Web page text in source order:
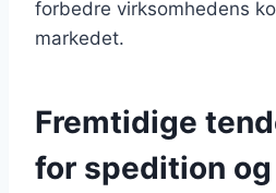
forbedre virksomhedens
markedet.
Fremtidige
for spedition